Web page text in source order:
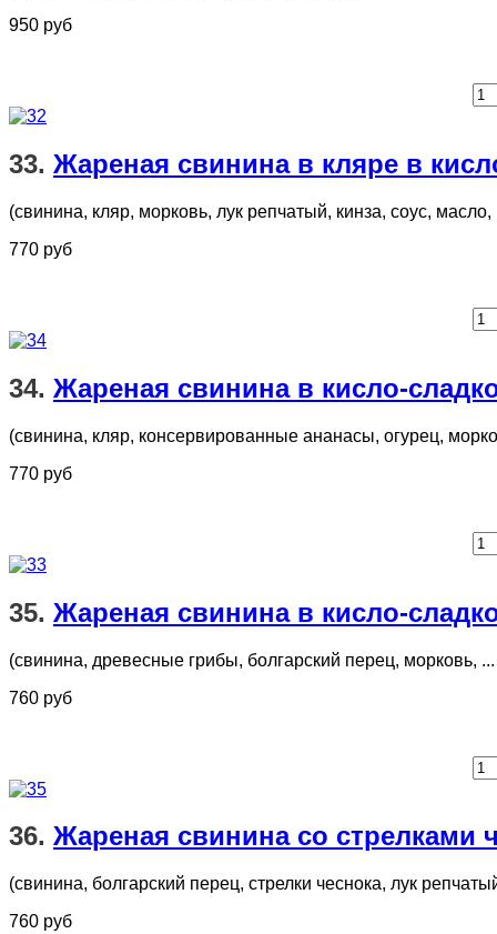
950 руб
33. Жареная свинина в кляре в
(свинина, кляр, морковь, лук репчатый, кинза, соус, масло,
770 руб
34. Жареная свинина в кисло-
(свинина, кляр, консервированные ананасы, огурец,
770 руб
35. Жареная свинина в кисло-
(свинина, древесные грибы, болгарский перец, морковь, ...
760 руб
36. Жареная свинина со стрелками
(свинина, болгарский перец, стрелки чеснока, лук
760 руб